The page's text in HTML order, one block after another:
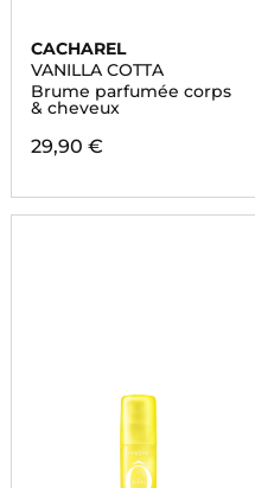
CACHAREL
VANILLA COTTA
Brume parfumée corps
& cheveux
29,90 €